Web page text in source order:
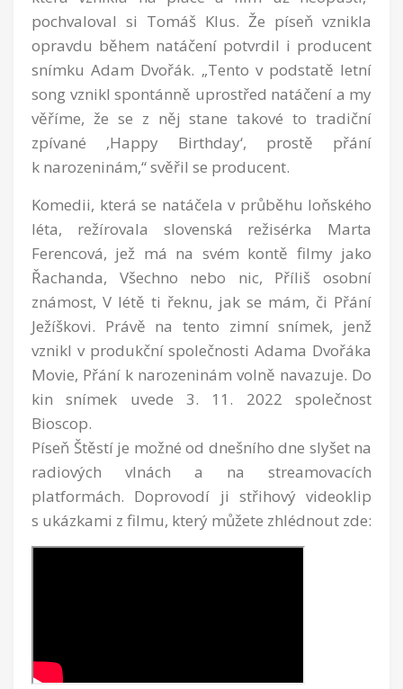
pochvaloval si Tomáš Klus. Že píseň vznikla
opravdu během natáčení potvrdil i producent
snímku Adam Dvořák. „Tento v podstatě letní
song vznikl spontánně uprostřed natáčení a my
věříme, že se z něj stane takové to tradiční
zpívané ‚Happy Birthday‘, prostě přání
k narozeninám,“ svěřil se producent.
Komedii, která se natáčela v průběhu loňského
léta, režírovala slovenská režisérka Marta
Ferencová, jež má na svém kontě filmy jako
Řachanda, Všechno nebo nic, Příliš osobní
známost, V létě ti řeknu, jak se mám, či Přání
Ježíškovi. Právě na tento zimní snímek, jenž
vznikl v produkční společnosti Adama Dvořáka
Movie, Přání k narozeninám volně navazuje. Do
kin snímek uvede 3. 11. 2022 společnost
Bioscop.
Píseň Štěstí je možné od dnešního dne slyšet na
radiových vlnách a na streamovacích
platformách. Doprovodí ji střihový videoklip
s ukázkami z filmu, který můžete zhlédnout zde: